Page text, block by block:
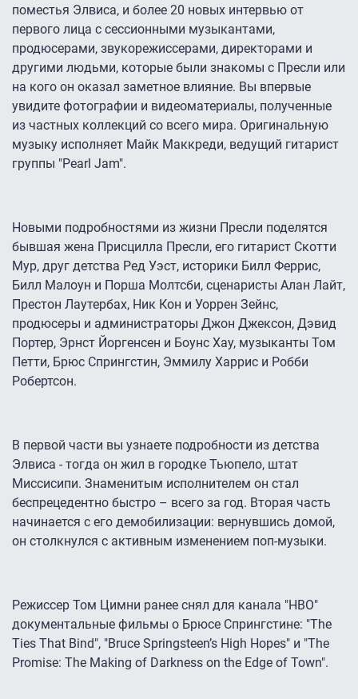
поместья Элвиса, и более 20 новых интервью от
первого лица с сессионными музыкантами,
продюсерами, звукорежиссерами, директорами и
другими людьми, которые были знакомы с Пресли или
на кого он оказал заметное влияние. Вы впервые
увидите фотографии и видеоматериалы, полученные
из частных коллекций со всего мира. Оригинальную
музыку исполняет Майк Маккреди, ведущий гитарист
группы "Pearl Jam".
Новыми подробностями из жизни Пресли поделятся
бывшая жена Присцилла Пресли, его гитарист Скотти
Мур, друг детства Ред Уэст, историки Билл Феррис,
Билл Малоун и Порша Молтсби, сценаристы Алан Лайт,
Престон Лаутербах, Ник Кон и Уоррен Зейнс,
продюсеры и администраторы Джон Джексон, Дэвид
Портер, Эрнст Йоргенсен и Боунс Хау, музыканты Том
Петти, Брюс Спрингстин, Эммилу Харрис и Робби
Робертсон.
В первой части вы узнаете подробности из детства
Элвиса - тогда он жил в городке Тьюпело, штат
Миссисипи. Знаменитым исполнителем он стал
беспрецедентно быстро – всего за год. Вторая часть
начинается с его демобилизации: вернувшись домой,
он столкнулся с активным изменением поп-музыки.
Режиссер Том Цимни ранее снял для канала "HBO"
документальные фильмы о Брюсе Спрингстине: "The
Ties That Bind", "Bruce Springsteen’s High Hopes" и "The
Promise: The Making of Darkness on the Edge of Town".